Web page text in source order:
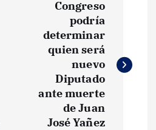
Congreso
podría
determinar
quien será
nuevo
Diputado
ante muerte
de Juan
José Yañez